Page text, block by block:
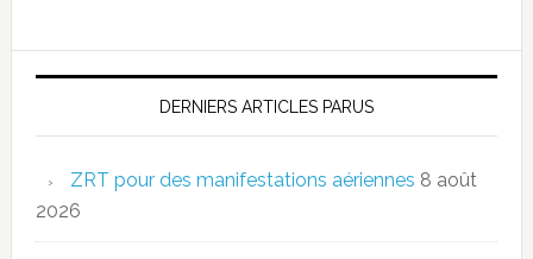
DERNIERS ARTICLES PARUS
ZRT pour des manifestations aériennes 8 août
2026